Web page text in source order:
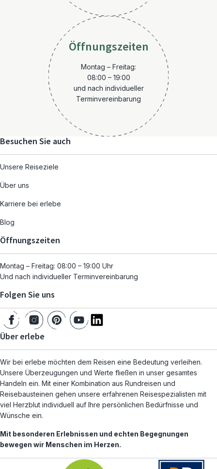
Öffnungszeiten
Montag – Freitag:
08:00 – 19:00
und nach individueller
Terminvereinbarung
Besuchen Sie auch
Unsere Reiseziele
Über uns
Karriere bei erlebe
Blog
Öffnungszeiten
Montag – Freitag: 08:00 – 19:00 Uhr
Und nach individueller Terminvereinbarung
Folgen Sie uns
Über erlebe
Wir bei erlebe möchten dem Reisen eine Bedeutung verleihen.
Unsere Überzeugungen und Werte fließen in unser gesamtes
Handeln ein. Mit einer Kombination aus Rundreisen und
Reisebausteinen gehen unsere erfahrenen Reisespezialisten mit
viel Herzblut individuell auf Ihre persönlichen Bedürfnisse und
Wünsche ein.
Mit besonderen Erlebnissen und echten Begegnungen
bewegen wir Menschen im Herzen.